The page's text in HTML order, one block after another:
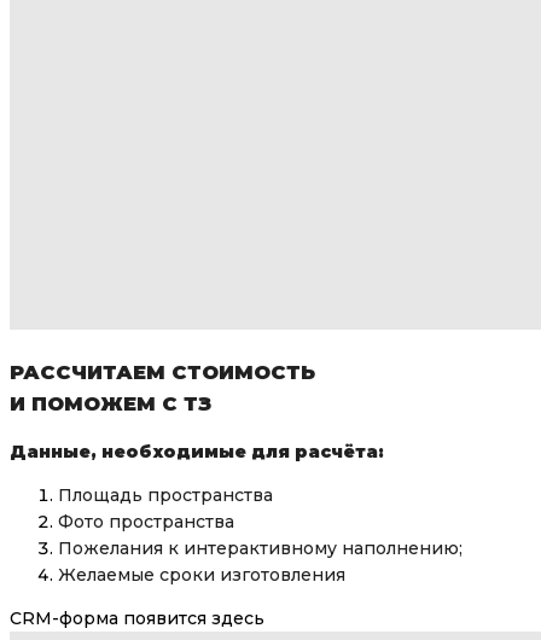
РАССЧИТАЕМ СТОИМОСТЬ
И ПОМОЖЕМ С ТЗ
Данные, необходимые для расчёта:
Площадь пространства
Фото пространства
Пожелания к интерактивному наполнению;
Желаемые сроки изготовления
CRM-форма появится здесь